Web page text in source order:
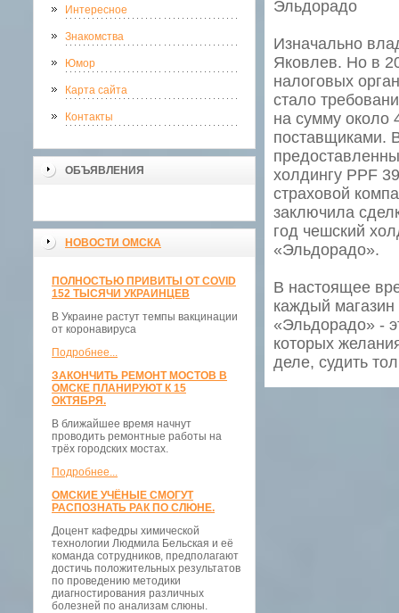
Интересное
Знакомства
Юмор
Карта сайта
Контакты
ОБЪЯВЛЕНИЯ
НОВОСТИ ОМСКА
ПОЛНОСТЬЮ ПРИВИТЫ ОТ COVID
152 ТЫСЯЧИ УКРАИНЦЕВ
В Украине растут темпы вакцинации
от коронавируса
Подробнее...
ЗАКОНЧИТЬ РЕМОНТ МОСТОВ В
ОМСКЕ ПЛАНИРУЮТ К 15
ОКТЯБРЯ.
В ближайшее время начнут
проводить ремонтные работы на
трёх городских мостах.
Подробнее...
ОМСКИЕ УЧЁНЫЕ СМОГУТ
РАСПОЗНАТЬ РАК ПО СЛЮНЕ.
Доцент кафедры химической
технологии Людмила Бельская и её
команда сотрудников, предполагают
достичь положительных результатов
по проведению методики
диагностирования различных
болезней по анализам слюны.
Эльдорадо
Изначально
Яковлев. Но в
налоговых
стало
на сумму около
поставщиками.
холдингу PPF
страховой
заключила
год чешский
«Эльдорадо».
В настоящее
каждый магазин
«Эльдорадо» -
которых
деле, судить